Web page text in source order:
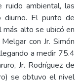
ruido ambiental, las
diurno. El punto de
alto se ubicó en
con Jr. Simón
a medir 75.4
Jr. Rodríguez de
se obtuvo el nivel